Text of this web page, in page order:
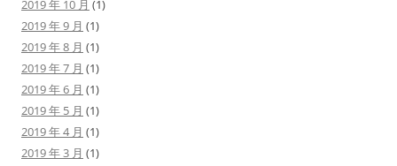
2019 年 10 月 (1)
2019 年 9 月 (1)
2019 年 8 月 (1)
2019 年 7 月 (1)
2019 年 6 月 (1)
2019 年 5 月 (1)
2019 年 4 月 (1)
2019 年 3 月 (1)